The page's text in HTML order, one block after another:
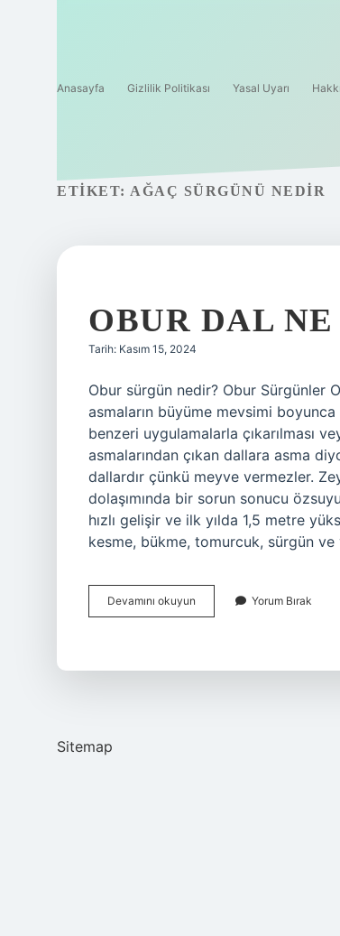
Anasayfa Gizlilik Politikası Yasal Uyarı
ETIKET: AĞAÇ SÜRGÜNÜ NEDIR
OBUR DAL
Tarih: Kasım 15, 2024
Obur sürgün nedir? Obur Sürgünler
asmaların büyüme mevsimi
benzeri uygulamalarla çıkarılması
asmalarından çıkan dallara asma
dallardır çünkü meyve vermezler.
dolaşımında bir sorun sonucu
hızlı gelişir ve ilk yılda 1,5 metre
kesme, bükme, tomurcuk, sürgün ve
Devamını okuyun
Dal
Yorum Bırak
Sitemap